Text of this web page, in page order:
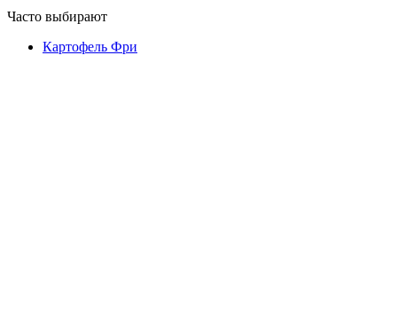
Часто выбирают
Картофель Фри